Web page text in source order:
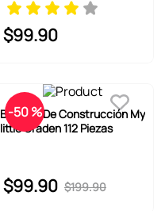
$99.90
-50 %
Bloques De Construcción My
little Graden 112 Piezas
$199.90
$99.90